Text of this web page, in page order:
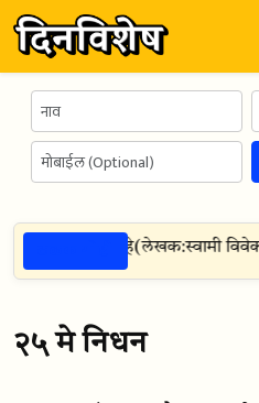
(लेखक:स्वामी
२५ मे निधन